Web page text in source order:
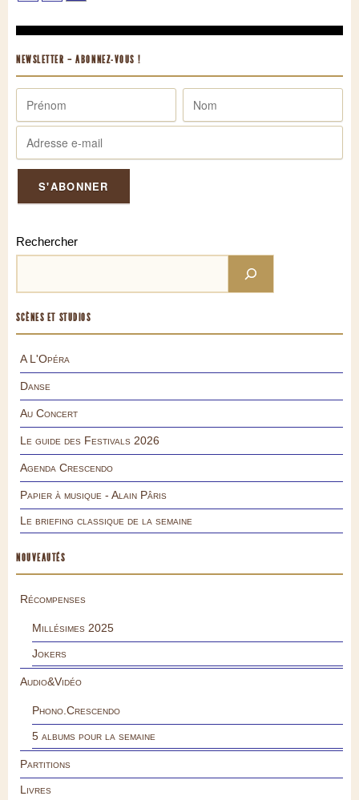
NEWSLETTER – ABONNEZ-VOUS !
Rechercher
SCÈNES ET STUDIOS
A L'Opéra
Danse
Au Concert
Le guide des Festivals 2026
Agenda Crescendo
Papier à musique - Alain Pâris
Le briefing classique de la semaine
NOUVEAUTÉS
Récompenses
Millésimes 2025
Jokers
Audio&Vidéo
Phono.Crescendo
5 albums pour la semaine
Partitions
Livres